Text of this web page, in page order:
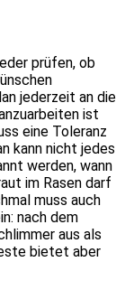
prüfen, ob
jederzeit an die
ist
eine Toleranz
kann nicht jedes
werden, wann
im Rasen darf
muss auch
nach dem
aus als
bietet aber